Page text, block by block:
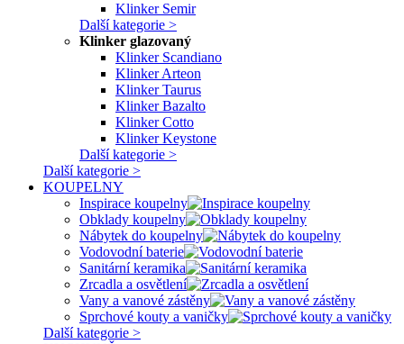
Klinker Semir
Další kategorie >
Klinker glazovaný
Klinker Scandiano
Klinker Arteon
Klinker Taurus
Klinker Bazalto
Klinker Cotto
Klinker Keystone
Další kategorie >
Další kategorie >
KOUPELNY
Inspirace koupelny
Obklady koupelny
Nábytek do koupelny
Vodovodní baterie
Sanitární keramika
Zrcadla a osvětlení
Vany a vanové zástěny
Sprchové kouty a vaničky
Další kategorie >